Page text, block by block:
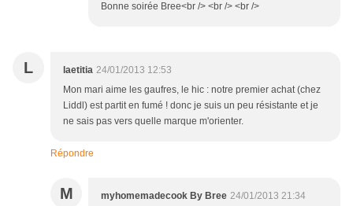
Bonne soirée Bree<br /> <br /> <br />
L laetitia 24/01/2013 12:53
Mon mari aime les gaufres, le hic : notre premier achat (chez
Liddl) est partit en fumé ! donc je suis un peu résistante et je
ne sais pas vers quelle marque m'orienter.
Répondre
M myhomemadecook By Bree 24/01/2013 21:34